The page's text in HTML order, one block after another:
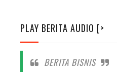
PLAY BERITA AUDIO [>
BERITA BISNIS